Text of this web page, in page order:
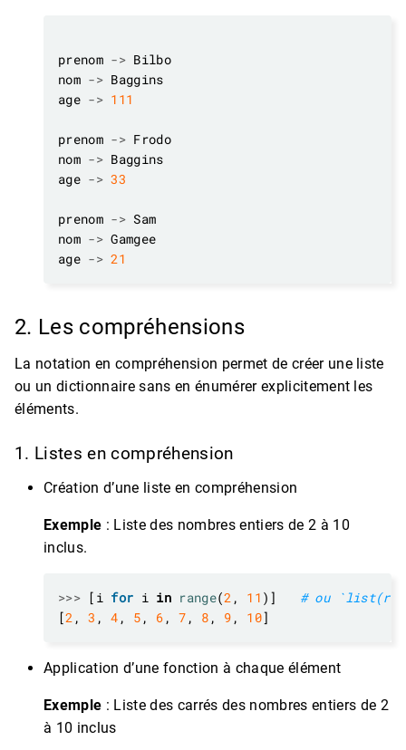
prenom ->
Bilbo
nom ->
age -> 111
prenom ->
Frodo
nom ->
age -> 33
prenom ->
nom ->
age -> 21
2. Les compréhensions
La notation en compréhension permet de créer une liste
ou un dictionnaire sans en énumérer explicitement les
éléments.
1. Listes en compréhension
Création d’une liste en compréhension
Exemple : Liste des nombres entiers de 2 à 10
inclus.
>>> [i for i in range(2 , 11 )] # ou
[2 , 3 , 4 , 5 , 6 , 7 , 8 , 9 , 10
Application d’une fonction à chaque élément
Exemple : Liste des carrés des nombres entiers de 2
à 10 inclus